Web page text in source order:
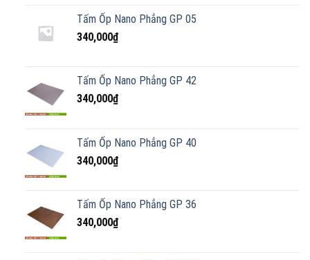
Tấm Ốp Nano Phẳng GP 05
340,000₫
Tấm Ốp Nano Phẳng GP 42
340,000₫
Tấm Ốp Nano Phẳng GP 40
340,000₫
Tấm Ốp Nano Phẳng GP 36
340,000₫